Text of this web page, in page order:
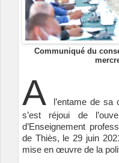
Communiqué du
A
l’entame de sa
s’est réjoui de
d’Enseignement
de Thiès, le 29 juin
mise en œuvre de la